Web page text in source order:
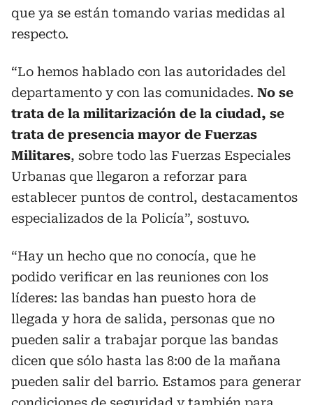
que ya se están tomando varias medidas al
respecto.
“Lo hemos hablado con las autoridades del
departamento y con las comunidades. No se
trata de la militarización de la ciudad, se
trata de presencia mayor de Fuerzas
Militares, sobre todo las Fuerzas Especiales
Urbanas que llegaron a reforzar para
establecer puntos de control, destacamentos
especializados de la Policía”, sostuvo.
“Hay un hecho que no conocía, que he
podido verificar en las reuniones con los
líderes: las bandas han puesto hora de
llegada y hora de salida, personas que no
pueden salir a trabajar porque las bandas
dicen que sólo hasta las 8:00 de la mañana
pueden salir del barrio. Estamos para generar